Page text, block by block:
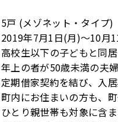
5戸 (メゾネット・タイプ)
2019年7月1日(月)〜10月
高校生以下の子どもと同
年上の者が50歳未満の夫婦
定期借家契約を結び、入
町内にお住まいの方も、
ひとり親世帯も対象に含